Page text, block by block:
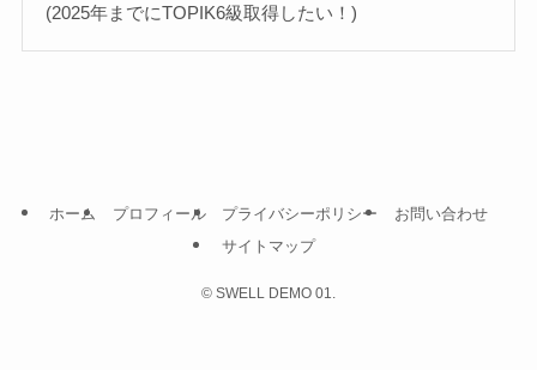
(2025年までにTOPIK6級取得したい！)
ホーム プロフィール プライバシーポリシー
お問い合わせ
サイトマップ
© SWELL DEMO 01.